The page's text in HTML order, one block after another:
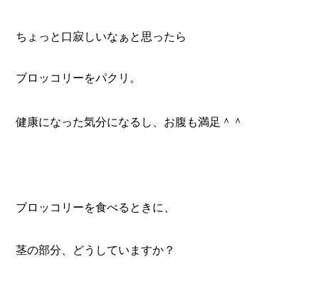
ちょっと口寂しいなぁと思ったら
ブロッコリーをパクリ。
健康になった気分になるし、 お腹も満足＾＾
ブロッコリーを食べるときに、
茎の部分、どうしていますか？